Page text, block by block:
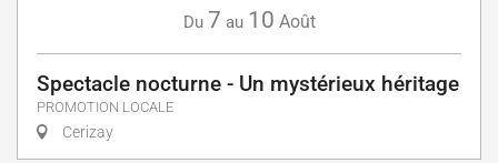
Du 7 au 10 Août
Spectacle nocturne - Un mystérieux héritage
PROMOTION LOCALE
Cerizay